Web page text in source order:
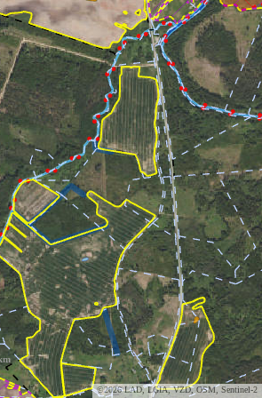
©2026 LAD, LĢIA, VZD, OSM, Sentinel-2